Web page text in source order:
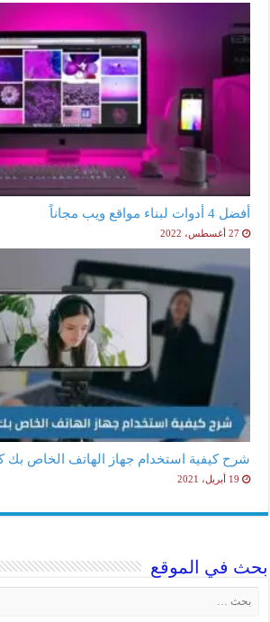
أفضل 4 أدوات لبناء مواقع ويب مجاناً
27 أغسطس، 2022
شرح كيفية استخدام جهاز الهاتف الخاص بك
19 أبريل، 2021
بحث في الموقع